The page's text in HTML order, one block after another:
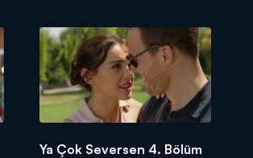
Ya Çok Seversen 4. Bölüm